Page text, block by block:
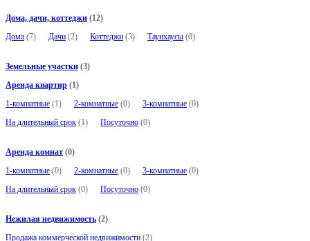
Дома, дачи, коттеджи (12)
Дома (7) Дачи (2) Коттеджи (3) Таунхаусы (0)
Земельные участки (3)
Аренда квартир (1)
1-комнатные (1) 2-комнатные (0) 3-комнатные (0)
На длительный срок (1) Посуточно (0)
Аренда комнат (0)
1-комнатные (0) 2-комнатные (0) 3-комнатные (0)
На длительный срок (0) Посуточно (0)
Нежилая недвижимость (2)
Продажа коммерческой недвижимости (2)